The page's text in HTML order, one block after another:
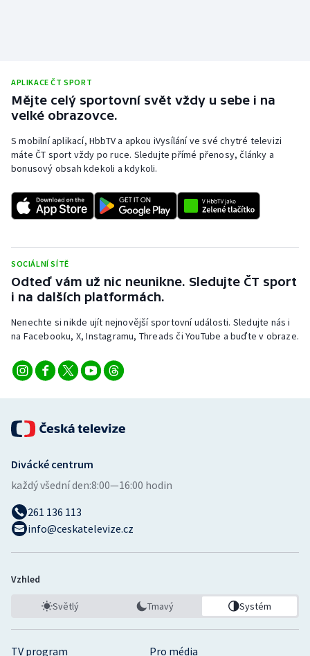
APLIKACE ČT SPORT
Mějte celý sportovní svět vždy u sebe i na
velké obrazovce.
S mobilní aplikací, HbbTV a apkou iVysílání ve své chytré televizi
máte ČT sport vždy po ruce. Sledujte přímé přenosy, články a
bonusový obsah kdekoli a kdykoli.
SOCIÁLNÍ SÍTĚ
Odteď vám už nic neunikne. Sledujte ČT sport
i na dalších platformách.
Nenechte si nikde ujít nejnovější sportovní události. Sledujte nás i
na Facebooku, X, Instagramu, Threads či YouTube a buďte v obraze.
TV program Pro média
Divácké centrum
každý všední den:8:00—16:00 hodin
261 136 113
info@ceskatelevize.cz
Vzhled
Světlý Tmavý Systém